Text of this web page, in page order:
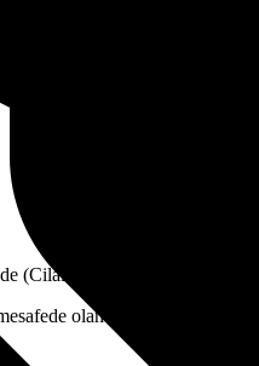
(Cilalı Taş Devri) iskân
olan büyüleyici uzun